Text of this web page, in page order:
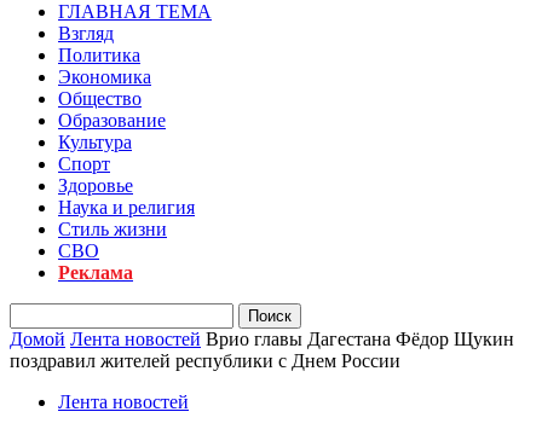
ГЛАВНАЯ ТЕМА
Взгляд
Политика
Экономика
Общество
Образование
Культура
Спорт
Здоровье
Наука и религия
Стиль жизни
СВО
Реклама
Домой Лента новостей Врио главы Дагестана Фёдор Щукин
поздравил жителей республики с Днем России
Лента новостей